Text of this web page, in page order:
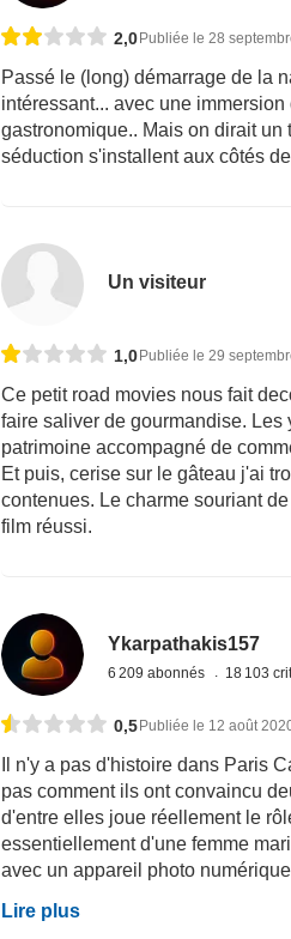
2,0 Publiée le 28
Passé le (long) démarrage de la
intéressant... avec une
gastronomique.. Mais on dirait un
séduction s'installent aux côtés
Un visiteur
1,0 Publiée le 29
Ce petit road movies nous fait
faire saliver de gourmandise.
patrimoine accompagné de
Et puis, cerise sur le gâteau j'ai
contenues. Le charme souriant
film réussi.
Ykarpathakis157
6 209 abonnés 18 103
0,5 Publiée le 12 août
Il n'y a pas d'histoire dans Paris
pas comment ils ont convaincu
d'entre elles joue réellement le
essentiellement d'une femme
avec un appareil photo
Lire plus